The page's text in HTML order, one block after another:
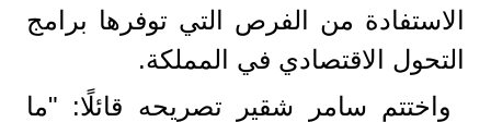
الاستفادة من الفرص التي توفرها برامج
التحول الاقتصادي في المملكة.
واختتم سامر شقير تصريحه قائلًا: "ما